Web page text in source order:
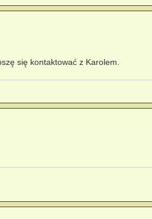
się kontaktować z Karolem.